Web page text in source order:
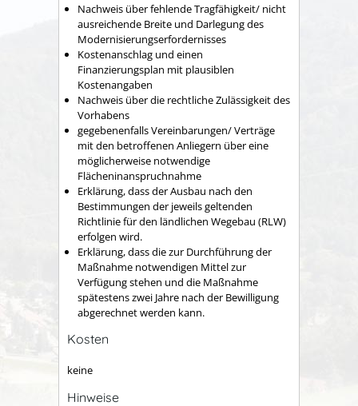
Nachweis über fehlende Tragfähigkeit/ nicht
ausreichende Breite und Darlegung des
Modernisierungserfordernisses
Kostenanschlag und einen
Finanzierungsplan mit plausiblen
Kostenangaben
Nachweis über die rechtliche Zulässigkeit des
Vorhabens
gegebenenfalls Vereinbarungen/ Verträge
mit den betroffenen Anliegern über eine
möglicherweise notwendige
Flächeninanspruchnahme
Erklärung, dass der Ausbau nach den
Bestimmungen der jeweils geltenden
Richtlinie für den ländlichen Wegebau (RLW)
erfolgen wird.
Erklärung, dass die zur Durchführung der
Maßnahme notwendigen Mittel zur
Verfügung stehen und die Maßnahme
spätestens zwei Jahre nach der Bewilligung
abgerechnet werden kann.
Kosten
keine
Hinweise